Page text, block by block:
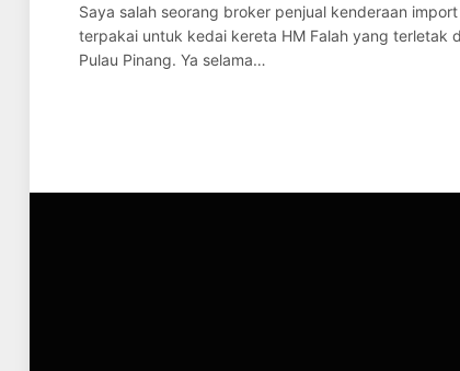
Saya salah seorang broker penjual kenderaan import
terpakai untuk kedai kereta HM Falah yang terletak
Pulau Pinang. Ya selama…